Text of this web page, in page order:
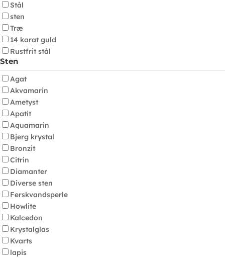
Stål
sten
Træ
14 karat guld
Rustfrit stål
Sten
Agat
Akvamarin
Ametyst
Apatit
Aquamarin
Bjerg krystal
Bronzit
Citrin
Diamanter
Diverse sten
Ferskvandsperle
Howlite
Kalcedon
Krystalglas
Kvarts
lapis